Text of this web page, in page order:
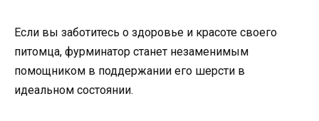
Если вы заботитесь о здоровье и красоте своего
питомца, фурминатор станет незаменимым
помощником в поддержании его шерсти в
идеальном состоянии.